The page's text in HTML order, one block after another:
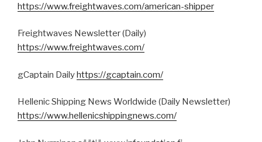
https://www.freightwaves.com/american-shipper
Freightwaves Newsletter (Daily)
https://www.freightwaves.com/
gCaptain Dailyhttps://gcaptain.com/
Hellenic Shipping News Worldwide (Daily Newsletter)
https://www.hellenicshippingnews.com/